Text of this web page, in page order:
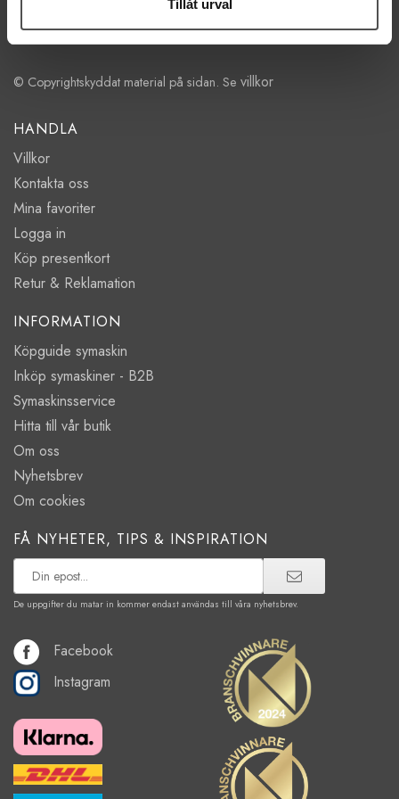
Tillåt urval
Lörd Stängt Juli-Aug
© Copyrightskyddat material på sidan. Se villkor
HANDLA
Villkor
Kontakta oss
Mina favoriter
Logga in
Köp presentkort
Retur & Reklamation
INFORMATION
Köpguide symaskin
Inköp symaskiner - B2B
Symaskinsservice
Hitta till vår butik
Om oss
Nyhetsbrev
Om cookies
FÅ NYHETER, TIPS & INSPIRATION
De uppgifter du matar in kommer endast användas till våra nyhetsbrev.
Facebook
Instagram